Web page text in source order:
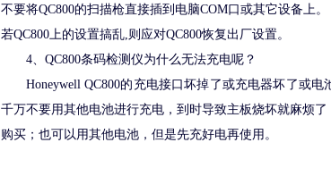
不要将QC800的扫描枪直接插到电脑COM口或其它设备上。
若QC800上的设置搞乱,则应对QC800恢复出厂设置。
4、QC800条码检测仪为什么无法充电呢？
Honeywell QC800的充电接口坏掉了或充电器坏了或
千万不要用其他电池进行充电，到时导致主板烧坏就麻烦
购买；也可以用其他电池，但是先充好电再使用。